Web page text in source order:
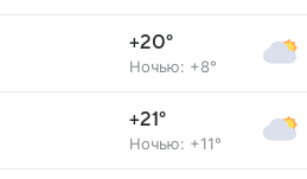
+20°
Ночью: +8°
+21°
Ночью: +11°